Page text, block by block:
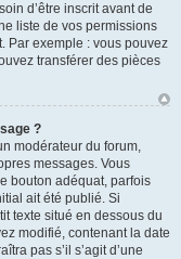
d’être inscrit avant de
liste de vos permissions
Par exemple : vous pouvez
transférer des pièces
?
modérateur du forum,
messages. Vous
bouton adéquat, parfois
ait été publié. Si
texte situé en dessous du
modifié, contenant la date
pas s’il s’agit d’une